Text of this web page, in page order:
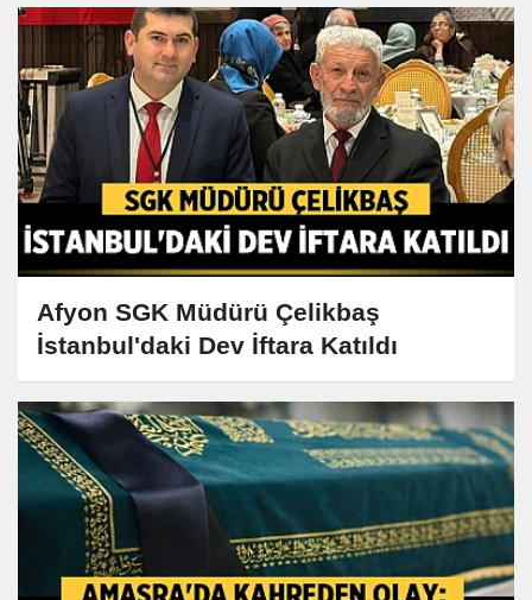
Afyon SGK Müdürü Çelikbaş
İstanbul'daki Dev İftara Katıldı